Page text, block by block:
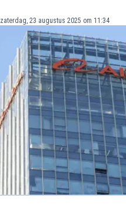
zaterdag, 23 augustus 2025 om 11:34